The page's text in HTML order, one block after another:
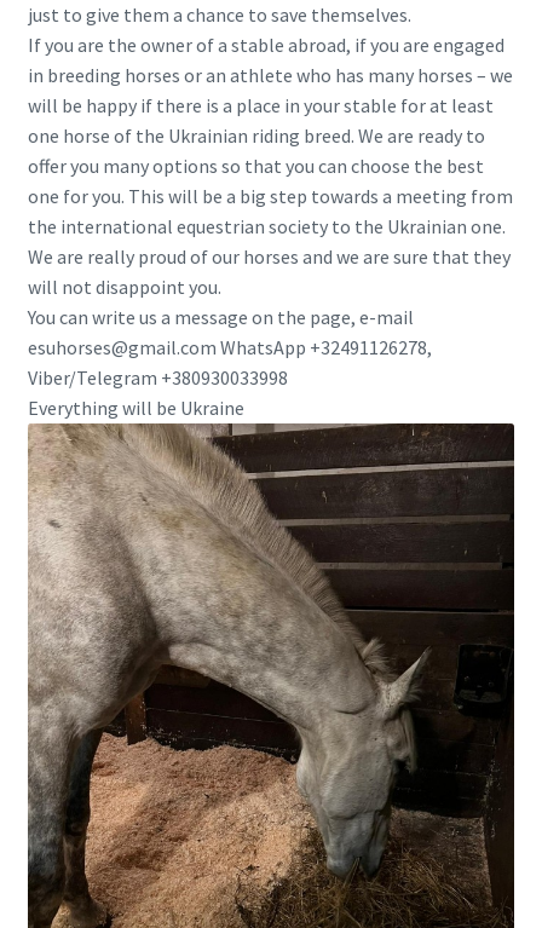
just to give them a chance to save themselves.
If you are the owner of a stable abroad, if you are engaged
in breeding horses or an athlete who has many horses – we
will be happy if there is a place in your stable for at least
one horse of the Ukrainian riding breed. We are ready to
offer you many options so that you can choose the best
one for you. This will be a big step towards a meeting from
the international equestrian society to the Ukrainian one.
We are really proud of our horses and we are sure that they
will not disappoint you.
You can write us a message on the page, e-mail
esuhorses@gmail.com WhatsApp +32491126278,
Viber/Telegram +380930033998
Everything will be Ukraine